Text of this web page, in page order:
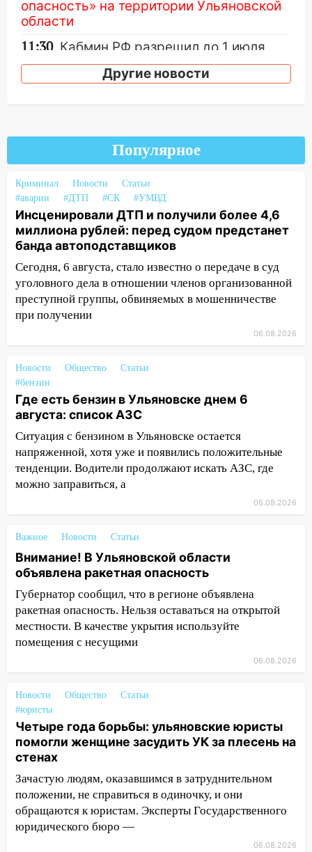
опасность» на территории Ульяновской
области
11:30 Кабмин РФ разрешил до 1 июля
2027 года импорт, выпуск и обращение
бензина Евро 2, Евро 3, Евро 4
Где есть бензин в Ульяновске
днем 6 августа: список АЗС
10:16
Внимание! В Ульяновской области
объявлена ракетная опасность
10:00 В Старомайнском районе утонул
51-летний мужчина
09:50 В Ульяновске черный коршун
застрял в тепловозе
09:44
Ульяновские спасатели помогли
юному велосипедисту на улице
08:21
В Заволжском районе украли два
велосипеда
07:18 В Ульяновск идет
тридцатиградусная жара: какая будет
погода в четверг
06:00 Четыре года борьбы: ульяновские
юристы помогли женщине засудить УК
за плесень на стенах
прибыль, а кому — испытания на
прочность
05.08.2026
22:58 Соцсети: на проспекте Тюленева
ДТП с мотоциклистом
20:22 Мошенники обманули 92-летнюю
жительницу Ульяновской области
подвез троих незнакомцев на трассе и
заработал уголовное дело
18:14 Прогноз погоды на 6 августа в
Ульяновской области
экстрим: в Ульяновске пройдет
большой фестиваль «Наше время»
17:30 Где есть бензин в Ульяновске 5
августа после рабочего дня: список АЗС
Другие новости
Популярное
Криминал Новости
Статьи
#аварии
#ДТП #СК #УМВД
Инсценировали ДТП и получили более 4,6
миллиона рублей: перед судом предстанет
банда автоподставщиков
Сегодня, 6 августа, стало известно о передаче в суд
уголовного дела в отношении членов организованной
преступной группы, обвиняемых в мошенничестве
при получении
06.08.2026
Новости Общество
Статьи
#бензин
Где есть бензин в Ульяновске днем 6
августа: список АЗС
Ситуация с бензином в Ульяновске остается
напряженной, хотя уже и появились положительные
тенденции. Водители продолжают искать АЗС, где
можно заправиться, а
06.08.2026
Важное Новости Статьи
Внимание! В Ульяновской области
объявлена ракетная опасность
Губернатор сообщил, что в регионе объявлена
ракетная опасность. Нельзя оставаться на открытой
местности. В качестве укрытия используйте
помещения с несущими
06.08.2026
Новости Общество
Статьи
#юристы
Четыре года борьбы: ульяновские юристы
помогли женщине засудить УК за плесень на
стенах
Зачастую людям, оказавшимся в затруднительном
положении, не справиться в одиночку, и они
обращаются к юристам. Эксперты Государственного
юридического бюро —
06.08.2026